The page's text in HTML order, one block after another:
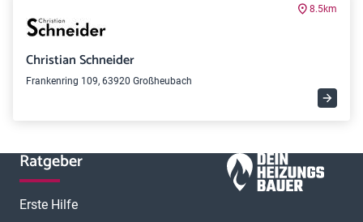
8.5km
Christian Schneider
Frankenring 109, 63920 Großheubach
Ratgeber
Erste Hilfe